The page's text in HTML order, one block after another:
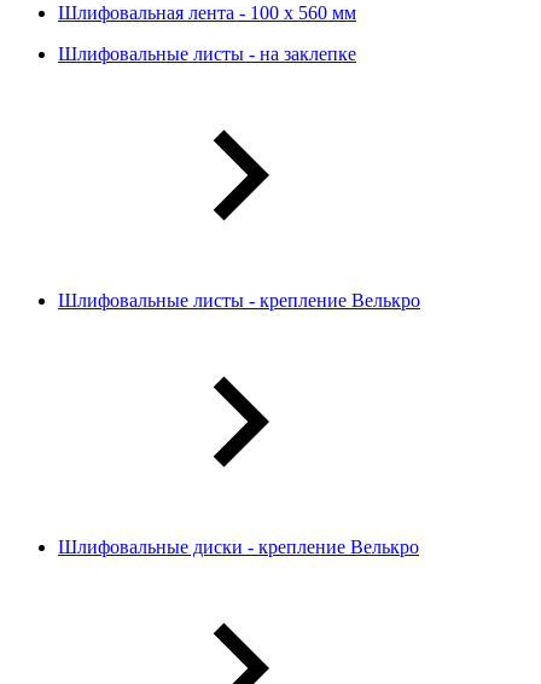
Шлифовальная лента - 100 х 560 мм
Шлифовальные листы - на заклепке
Шлифовальные листы - крепление Велькро
Шлифовальные диски - крепление Велькро